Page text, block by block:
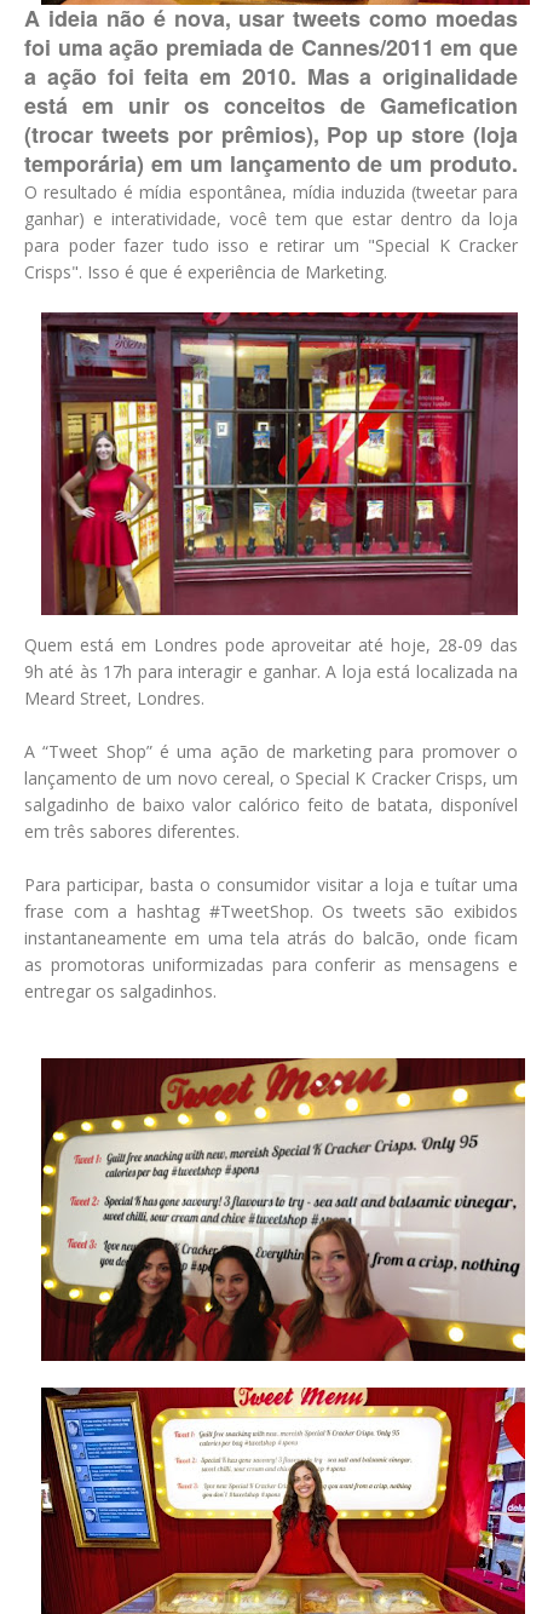
A ideia não é nova, usar tweets como moedas
foi uma ação premiada de Cannes/2011 em que
a ação foi feita em 2010. Mas a originalidade
está em unir os conceitos de Gamefication
(trocar tweets por prêmios), Pop up store (loja
temporária) em um lançamento de um produto.
O resultado é mídia espontânea, mídia induzida (tweetar para
ganhar) e interatividade, você tem que estar dentro da loja
para poder fazer tudo isso e retirar um "Special K Cracker
Crisps". Isso é que é experiência de Marketing.
Quem está em Londres pode aproveitar até hoje, 28-09 das
9h até às 17h para interagir e ganhar. A loja está localizada na
Meard Street, Londres.
A “Tweet Shop” é uma ação de marketing para promover o
lançamento de um novo cereal, o Special K Cracker Crisps, um
salgadinho de baixo valor calórico feito de batata, disponível
em três sabores diferentes.
Para participar, basta o consumidor visitar a loja e tuítar uma
frase com a hashtag #TweetShop. Os tweets são exibidos
instantaneamente em uma tela atrás do balcão, onde ficam
as promotoras uniformizadas para conferir as mensagens e
entregar os salgadinhos.